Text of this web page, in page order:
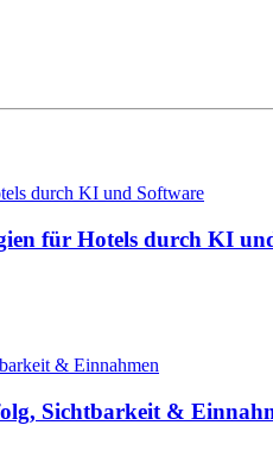
für Hotels durch KI
Sichtbarkeit &